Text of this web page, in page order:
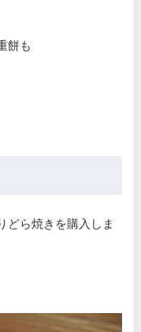
餅も
どら焼きを購入しま